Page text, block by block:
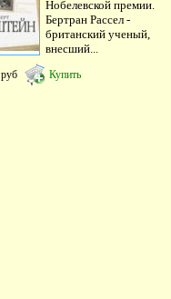
Нобелевской премии.
Бертран Рассел -
британский ученый,
внесший...
руб Купить